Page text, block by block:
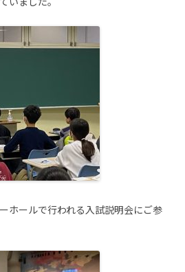
ホールで行われる入試説明会にご参